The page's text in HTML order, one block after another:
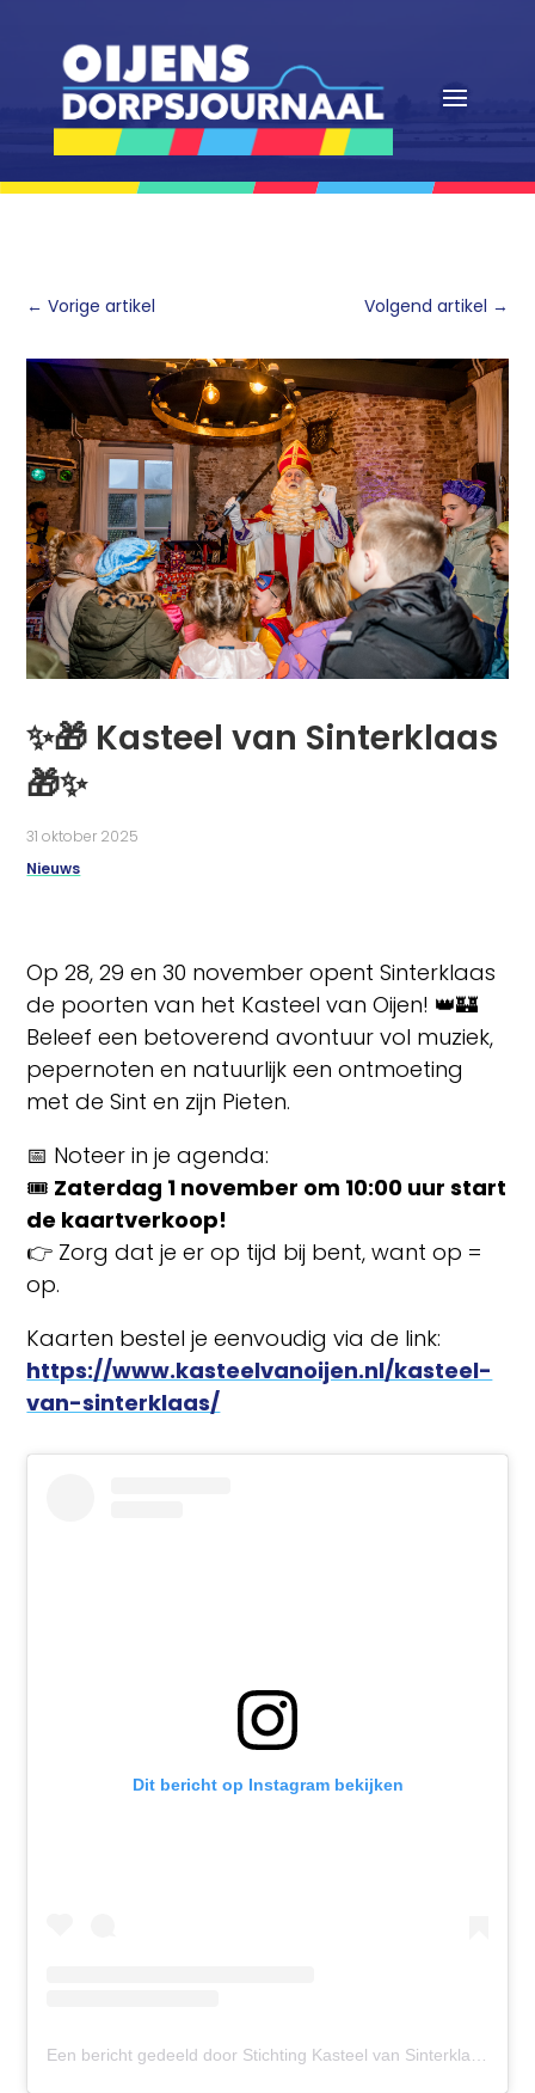
←Vorige artikel Volgend artikel →
✨🎁 Kasteel van Sinterklaas
🎁✨
31 oktober 2025
Nieuws
Op 28, 29 en 30 november opent Sinterklaas
de poorten van het Kasteel van Oijen! 👑🏰
Beleef een betoverend avontuur vol muziek,
pepernoten en natuurlijk een ontmoeting
met de Sint en zijn Pieten.
📅 Noteer in je agenda:
🎟️ Zaterdag 1 november om 10:00 uur start
de kaartverkoop!
👉 Zorg dat je er op tijd bij bent, want op =
op.
Kaarten bestel je eenvoudig via de link:
https://www.kasteelvanoijen.nl/kasteel-
van-sinterklaas/
Dit bericht op Instagram bekijken
Een bericht gedeeld door Stichting Kasteel van Sinterklaas, Oijen (@kasteel_van_sinterklaas)